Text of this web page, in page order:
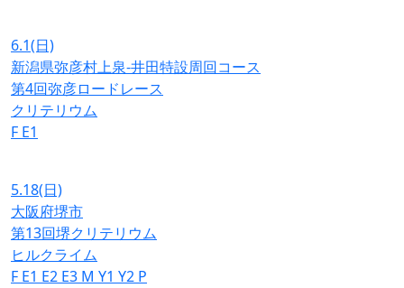
6.1(日)
新潟県弥彦村上泉-井田特設周回コース
第4回弥彦ロードレース
クリテリウム
F E1
5.18(日)
大阪府堺市
第13回堺クリテリウム
ヒルクライム
F E1 E2 E3 M Y1 Y2 P